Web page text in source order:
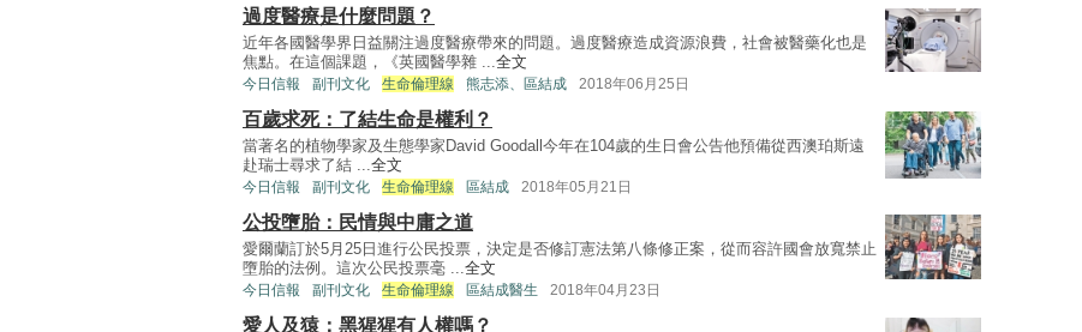
過度醫療是什麼問題？
近年各國醫學界日益關注過度醫療帶來的問題。過度醫療造成資源浪費，社會被醫藥化也是
焦點。在這個課題，《英國醫學雜 ...全文
今日信報 副刊文化 生命倫理線 熊志添、區結成 2018年06月25日
百歲求死：了結生命是權利？
當著名的植物學家及生態學家David Goodall今年在104歲的生日會公告他預備從西澳珀斯遠
赴瑞士尋求了結 ...全文
今日信報 副刊文化 生命倫理線 區結成 2018年05月21日
公投墮胎：民情與中庸之道
愛爾蘭訂於5月25日進行公民投票，決定是否修訂憲法第八條修正案，從而容許國會放寬禁止
墮胎的法例。這次公民投票毫 ...全文
今日信報 副刊文化 生命倫理線 區結成醫生 2018年04月23日
愛人及猿：黑猩猩有人權嗎？